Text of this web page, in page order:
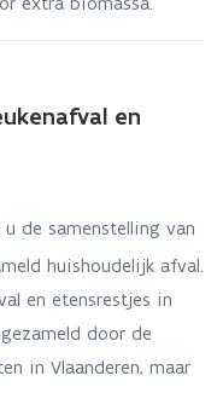
en
u de samenstelling van
huishoudelijk afval.
en etensrestjes in
door de
in Vlaanderen, maar